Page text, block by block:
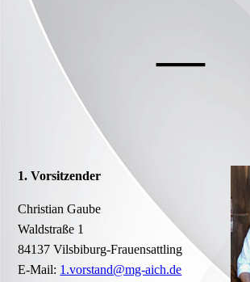
—
1. Vorsitzender
Christian Gaube
Waldstraße 1
84137 Vilsbiburg-Frauensattling
E-Mail: 1.vorstand@mg-aich.de